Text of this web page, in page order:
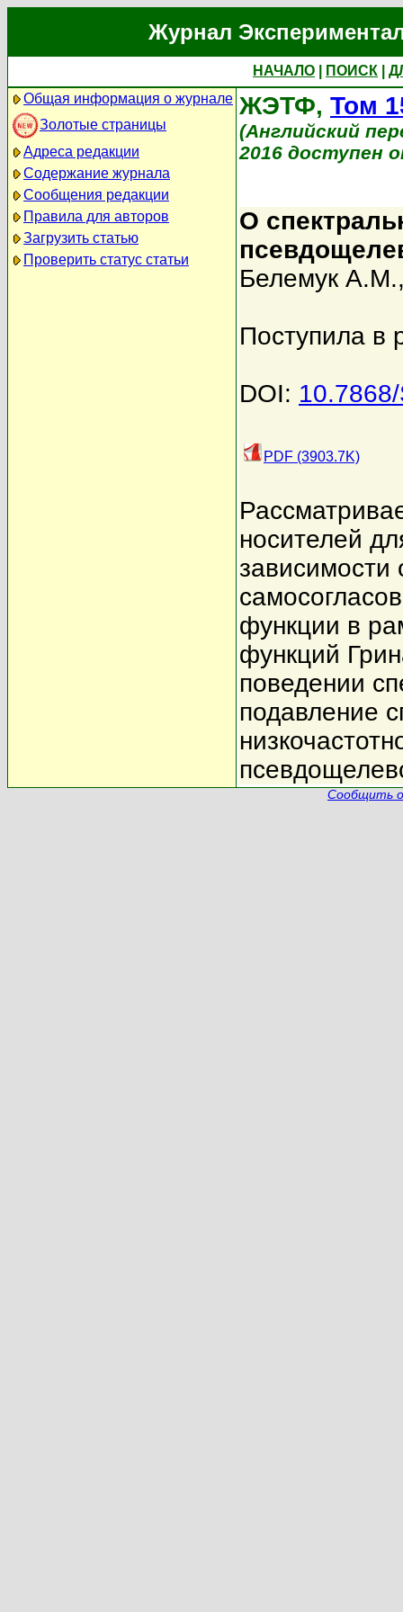
Журнал
НАЧАЛО ПОИСК
Общая информация о журнале
Золотые страницы
Адреса редакции
Содержание журнала
Сообщения редакции
Правила для авторов
Загрузить статью
Проверить статус статьи
ЖЭТФ, Том
(Английский
2016 доступен
О
Белемук А.М.
Поступила в
DOI:
PDF (3903.7K)
носителей
зависимости
функции в
функций
поведении
подавление
Сообщить о